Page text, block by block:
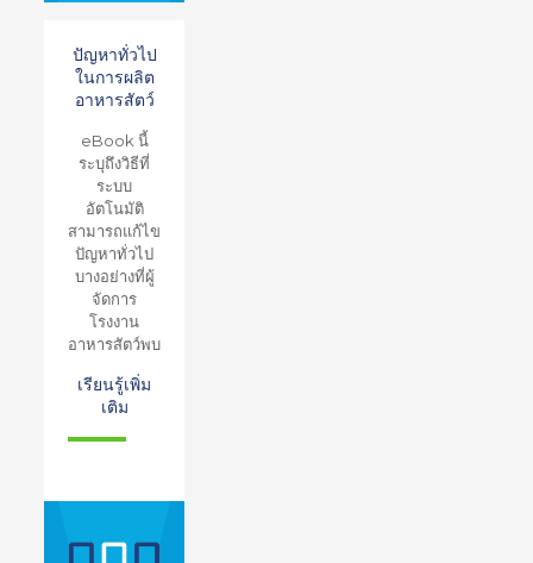
ปัญหาทั่วไป
ในการผลิต
อาหารสัตว์
eBook นี้
ระบุถึงวิธีที่
ระบบ
อัตโนมัติ
สามารถแก้ไข
ปัญหาทั่วไป
บางอย่างที่ผู้
จัดการ
โรงงาน
อาหารสัตว์พบ
เรียนรู้เพิ่ม
เติม